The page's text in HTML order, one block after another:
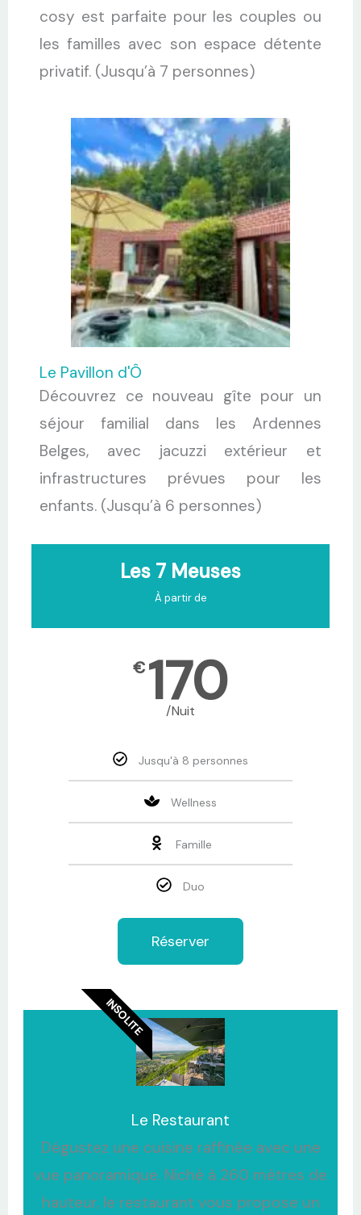
cosy est parfaite pour les couples ou
les familles avec son espace détente
privatif. (Jusqu’à 7 personnes)
Le Pavillon d'Ô
Découvrez ce nouveau gîte pour un
séjour familial dans les Ardennes
Belges, avec jacuzzi extérieur et
infrastructures prévues pour les
enfants. (Jusqu’à 6 personnes)
Les 7 Meuses
À partir de
€ 170
/Nuit
Jusqu'à 8 personnes
Wellness
Famille
Duo
Réserver
INSOLITE
Le Restaurant
Dégustez une cuisine raffinée avec une
vue panoramique. Niché à 260 mètres de
hauteur, le restaurant vous propose un